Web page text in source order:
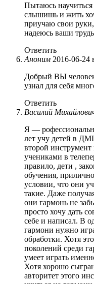
Пытаюсь
слышишь и жить
приучаю свои
надеюсь ваши
Ответить
Аноним 2016-06-24
Добрый ВЫ
узнал для себя
Ответить
Василий
Я —
лет учу детей в
второй
учениками в
правило, дети ,
обучения,
условии, что они
такие. Даже
они гармонь не
просто хочу дать
себе и написал. В
гармони нужно
обработки. Хотя
поколений среди
умеет играть
Хотя хорошо
авторитет этого